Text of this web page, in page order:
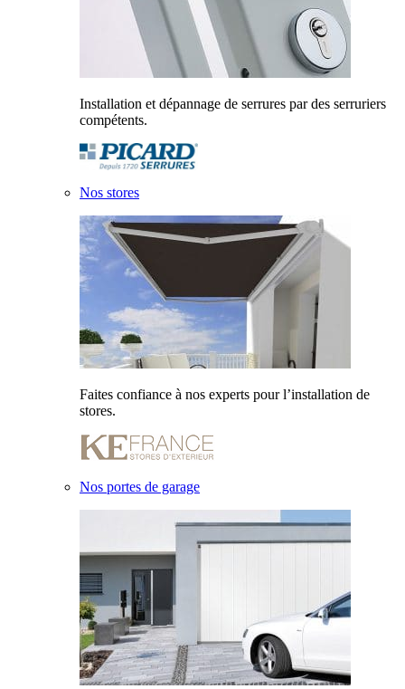
Installation et dépannage de serrures par des serruriers
compétents.
Nos stores
Faites confiance à nos experts pour l’installation de
stores.
Nos portes de garage